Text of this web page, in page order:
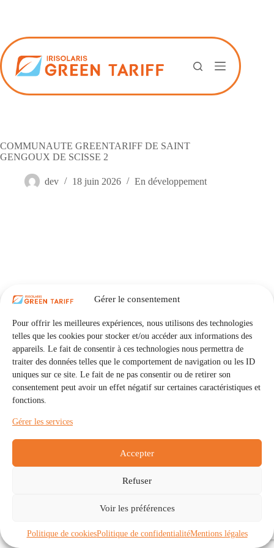
Gérer le consentement
Pour offrir les meilleures expériences, nous utilisons des technologies
telles que les cookies pour stocker et/ou accéder aux informations des
appareils. Le fait de consentir à ces technologies nous permettra de
traiter des données telles que le comportement de navigation ou les ID
uniques sur ce site. Le fait de ne pas consentir ou de retirer son
consentement peut avoir un effet négatif sur certaines caractéristiques et
fonctions.
Gérer les services
Accepter
Refuser
Voir les préférences
Politique de cookiesPolitique de confidentialitéMentions légales
COMMUNAUTE GREENTARIFF DE SAINT
GENGOUX DE SCISSE 2
dev 18 juin 2026 En développement
Communautés
À propos
Politique de cookies (UE)